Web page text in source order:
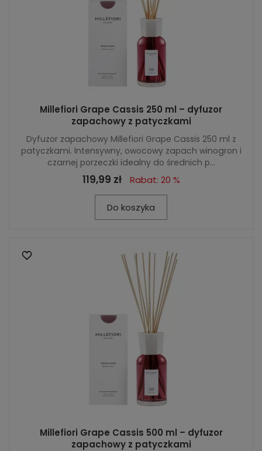
Millefiori Grape Cassis 250 ml – dyfuzor
zapachowy z patyczkami
Dyfuzor zapachowy Millefiori Grape Cassis 250 ml z
patyczkami. Intensywny, owocowy zapach winogron i
czarnej porzeczki idealny do średnich p...
119,99 zł Rabat: 20 %
Do koszyka
Millefiori Grape Cassis 500 ml – dyfuzor
zapachowy z patyczkami